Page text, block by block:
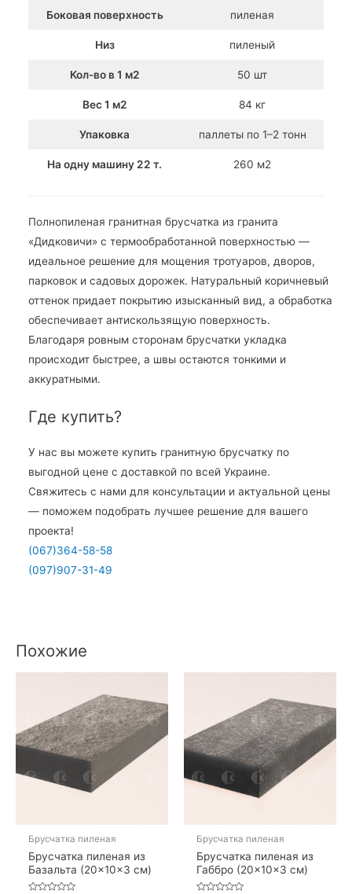
Боковая поверхность пиленая
Низ пиленый
Кол-во в 1 м2 50 шт
Вес 1 м2 84 кг
Упаковка паллеты по 1–2 тонн
На одну машину 22 т. 260 м2
Полнопиленая гранитная брусчатка из гранита
«Дидковичи» с термообработанной поверхностью —
идеальное решение для мощения тротуаров, дворов,
парковок и садовых дорожек. Натуральный коричневый
оттенок придает покрытию изысканный вид, а обработка
обеспечивает антискользящую поверхность.
Благодаря ровным сторонам брусчатки укладка
происходит быстрее, а швы остаются тонкими и
аккуратными.
Где купить?
У нас вы можете купить гранитную брусчатку по
выгодной цене с доставкой по всей Украине.
Свяжитесь с нами для консультации и актуальной цены
— поможем подобрать лучшее решение для вашего
проекта!
(067)364-58-58
(097)907-31-49
Похожие
Брусчатка пиленая
Брусчатка пиленая из
Базальта (20×10×3 см)
Брусчатка пиленая
Брусчатка пиленая из
Габбро (20×10×3 см)